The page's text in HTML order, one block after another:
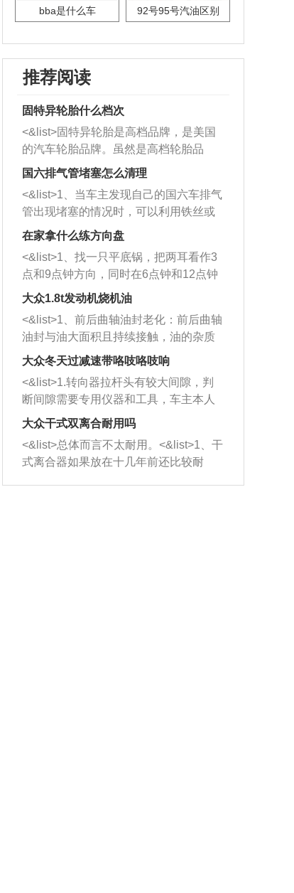
bba是什么车 92号95号汽油区别
推荐阅读
固特异轮胎什么档次
<&list>固特异轮胎是高档品牌，是美国
的汽车轮胎品牌。虽然是高档轮胎品
牌，但是中高低端的轮胎都有生产，这
也是为了更好的开拓市场。
国六排气管堵塞怎么清理
<&list>1、当车主发现自己的国六车排气
管出现堵塞的情况时，可以利用铁丝或
者是细棍，直接将杂物给取出来，如果
堵塞情况比较严重，也可以采取应急措
施。 <&list>2、直接利用木棍将所有的
杂物推到排气管里面的位置处，然后将
三元催化器拆解开，就可以将堵塞的东
西取出来。但如果是因为积碳过多引起
的堵塞，就需要将三元催化器泡在草酸
洗剂对堵塞的情况得到解决，将清洗剂
放在燃油箱中，与燃油混合后，车辆启
动时，就可以和汽油一起进入到燃烧
室，最后形成废气排出，就可以让三元
催化器得到清洗，排气管堵塞的情况就
能够得到解决。
在家拿什么练方向盘
<&list>1、找一只平底锅，把两耳看作3
点和9点钟方向，同时在6点钟和12点钟
方向做一个标记。 <&list>2、双手握住
一圈半的练习，往右同样也要打相同的
圈数。 <&list>3、最后强调要反复练
习，这样就可以形成肌肉记忆，在真实
驾驶车辆时，不需要记忆也能打好方
向。
大众1.8t发动机烧机油
<&list>1、前后曲轴油封老化：前后曲轴
油封与油大面积且持续接触，油的杂质
和发动机内持续温度变化使其密封效果
逐渐减弱，导致渗油或漏油。<&list>2、
活塞间隙过大：积碳会使活塞环与缸体
的间隙扩大，导致机油流入燃烧室中，
造成烧机油。<&list>3、机油粘度。使用
机油粘度过小的话，同样会有烧机油现
象，机油粘度过小具有很好的流动性，
大众冬天过减速带咯吱咯吱响
<&list>1.转向器拉杆头有较大间隙，判
断间隙需要专用仪器和工具，车主本人
无法制作，需要将车辆送到修理厂或4s
店；<&list>2.车辆半轴套管防尘罩破
裂，破裂后会出现漏油现象，使半轴磨
损严重，磨损的半轴容易损坏，产生异
响；<&list>3.稳定器的转向胶套和球头
大众干式双离合耐用吗
<&list>总体而言不太耐用。<&list>1、干
式离合器如果放在十几年前还比较耐